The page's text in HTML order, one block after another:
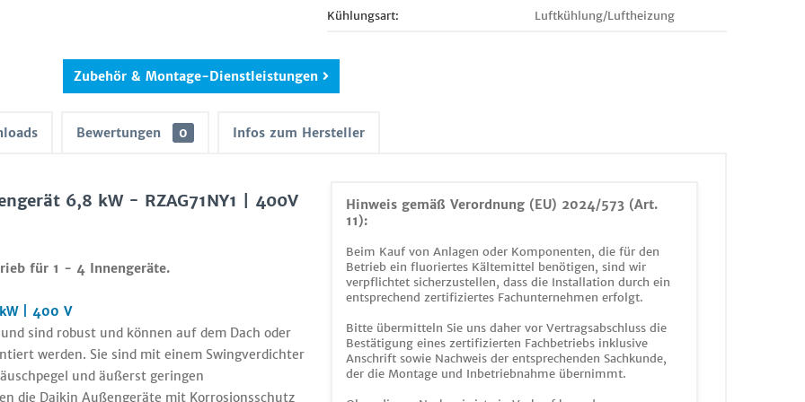
Kühlungsart: Luftkühlung/Luftheizung
Zubehör & Montage-Dienstleistungen
Bewertungen 0 Infos zum Hersteller
Hinweis gemäß Verordnung (EU) 2024/573 (Art.
11):
Beim Kauf von Anlagen oder Komponenten, die für den
Betrieb ein fluoriertes Kältemittel benötigen, sind wir
verpflichtet sicherzustellen, dass die Installation durch ein
entsprechend zertifiziertes Fachunternehmen erfolgt.
Bitte übermitteln Sie uns daher vor Vertragsabschluss die
Bestätigung eines zertifizierten Fachbetriebs inklusive
Anschrift sowie Nachweis der entsprechenden Sachkunde,
der die Montage und Inbetriebnahme übernimmt.
6,8 kW - RZAG71NY1 | 400V
für 1 - 4 Innengeräte.
| 400 V
sind robust und können auf dem Dach oder
werden. Sie sind mit einem Swingverdichter
und äußerst geringen
die Daikin Außengeräte mit Korrosionsschutz